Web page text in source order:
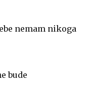
nemam nikoga
bude